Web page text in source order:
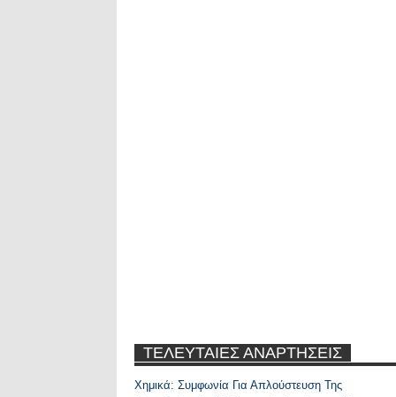
ΤΕΛΕΥΤΑΙΕΣ ΑΝΑΡΤΗΣΕΙΣ
Recent Posts Widget
Χημικά: Συμφωνία Για Απλούστευση Της